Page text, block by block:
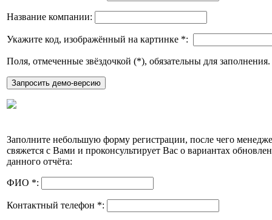
Название компании:
Укажите код, изображённый на картинке *:
Поля, отмеченные звёздочкой (*), обязательны для заполнения.
Заполните небольшую форму регистрации, после чего
свяжется с Вами и проконсультирует Вас о вариантах
данного отчёта:
ФИО *:
Контактный телефон *: